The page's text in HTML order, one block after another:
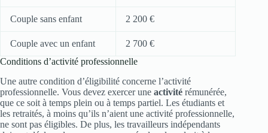
Couple sans enfant 2 200 €
Couple avec un enfant
2 700 €
Conditions d’activité professionnelle
Une autre condition d’éligibilité concerne l’activité
professionnelle. Vous devez exercer une activité rémunérée,
que ce soit à temps plein ou à temps partiel. Les étudiants et
les retraités, à moins qu’ils n’aient une activité professionnelle,
ne sont pas éligibles. De plus, les travailleurs indépendants